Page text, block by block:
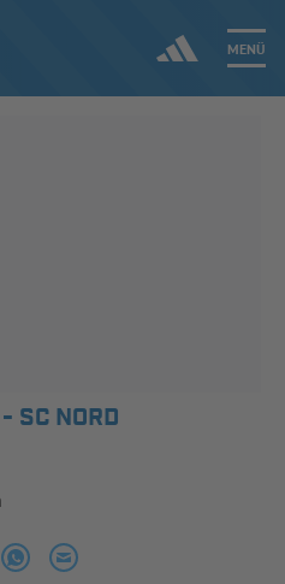
MENÜ
SPIELPLUS
SC NORD